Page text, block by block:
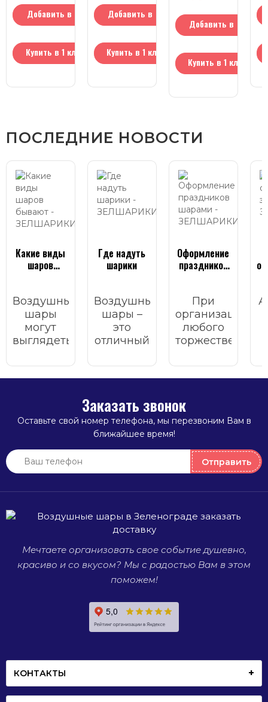
Добавить в
Купить в 1 клик
Добавить в
Купить в 1 клик
Добавить в
Купить в 1 клик
ПОСЛЕДНИЕ НОВОСТИ
Какие виды
шаров
Воздушные
шары
могут
выглядеть
разному:
одни
переливаются,
другие
полностью
прозрачные,
и совсем
маленькие.
Где надуть
шарики
Воздушные
шары –
это
отличный
для
украшения
торжественного
мероприятия.
Оформление
праздников
При
организации
любого
торжественного
важно
учесть
факторов:
список
проведения
праздника.
Заказать звонок
Оставьте свой номер телефона, мы перезвоним Вам в
ближайшее время!
Отправить
Мечтаете организовать свое событие душевно,
красиво и со вкусом? Мы с радостью Вам в этом
поможем!
КОНТАКТЫ